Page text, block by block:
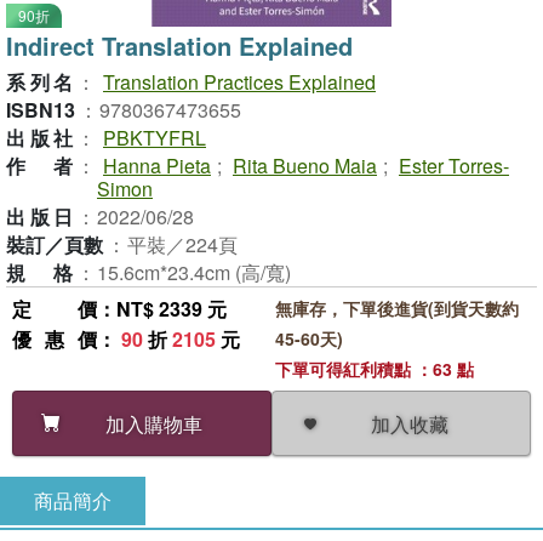
90折
Indirect Translation Explained
系列名 ： Translation Practices Explained
ISBN13 ： 9780367473655
出版社 ：
PBKTYFRL
作者 ： Hanna Pieta ; Rita Bueno Maia ; Ester Torres-
Simon
出版日 ： 2022/06/28
裝訂／頁數 ： 平裝／224頁
規格 ： 15.6cm*23.4cm (高/寬)
定價 ：NT$ 2339 元
優惠價 ： 90折2105 元
加入購物車 加入收藏
無庫存，下單後進貨(到貨天數約
45-60天)
下單可得紅利積點 ：63 點
商品簡介